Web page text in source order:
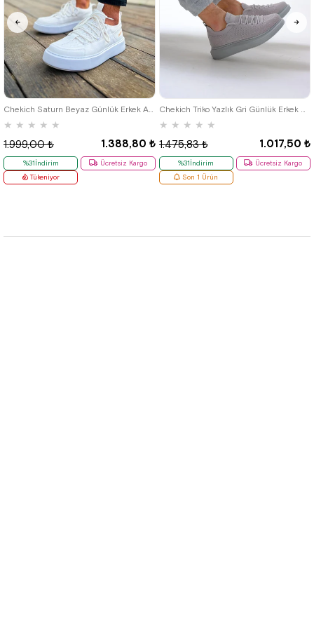
★ ★ ★ ★ ★
1.388,80 ₺
1.999,00 ₺
%31İndirim
Ücretsiz Kargo
Tükeniyor
40 42
★ ★ ★ ★ ★
1.017,50 ₺
1.475,83 ₺
%31İndirim
Ücretsiz Kargo
Son 1 Ürün